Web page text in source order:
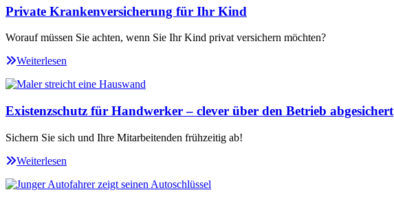
Private Krankenversicherung für Ihr Kind
Worauf müssen Sie achten, wenn Sie Ihr Kind privat versichern möchten?
Weiterlesen
Existenzschutz für Handwerker – clever über den Betrieb abgesichert
Sichern Sie sich und Ihre Mitarbeitenden frühzeitig ab!
Weiterlesen